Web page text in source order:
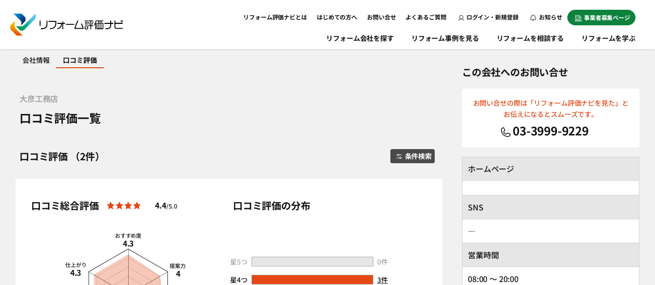
リフォーム評価ナビとは はじめての方へ お問い合せ よくあるご質問 ログイン・新規登録 お知らせ 事業者募集ページ
リフォーム会社を探す リフォーム事例を見る リフォームを相談する リフォームを学ぶ
会社情報 口コミ評価
大彦工務店
口コミ評価一覧
口コミ評価 （2件） 条件検索
口コミ総合評価 4.4/5.0
おすすめ度
4.3
提案力
4
仕上がり
4.3
口コミ評価の分布
星5つ
0件
星4つ
3件
この会社へのお問い合せ
お問い合せの際は「リフォーム評価ナビを見た」と
お伝えになるとスムーズです。
03-3999-9229
ホームページ
SNS
―
営業時間
08:00 ～ 20:00